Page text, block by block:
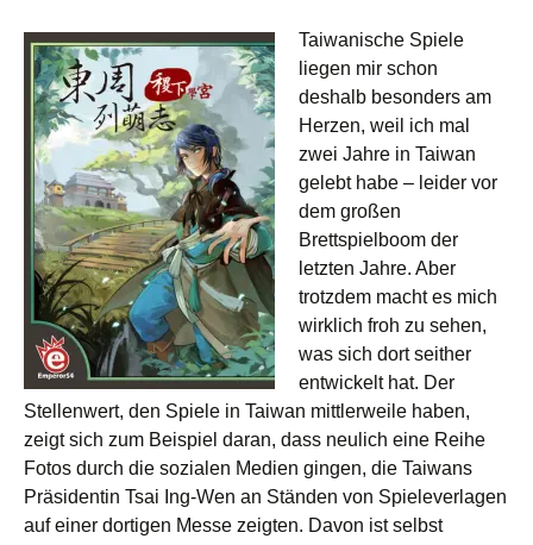
Taiwanische Spiele
liegen mir schon
deshalb besonders am
Herzen, weil ich mal
zwei Jahre in Taiwan
gelebt habe – leider vor
dem großen
Brettspielboom der
letzten Jahre. Aber
trotzdem macht es mich
wirklich froh zu sehen,
was sich dort seither
entwickelt hat. Der
Stellenwert, den Spiele in Taiwan mittlerweile haben,
zeigt sich zum Beispiel daran, dass neulich eine Reihe
Fotos durch die sozialen Medien gingen, die Taiwans
Präsidentin Tsai Ing-Wen an Ständen von Spieleverlagen
auf einer dortigen Messe zeigten. Davon ist selbst